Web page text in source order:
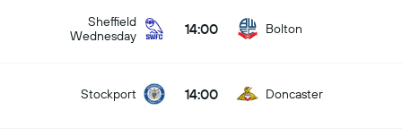
Sheffield
Wednesday
14:00 Bolton
Stockport 14:00 Doncaster